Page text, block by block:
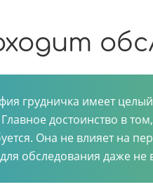
грудничка имеет
достоинство в
Она не влияет на
обследования даже не